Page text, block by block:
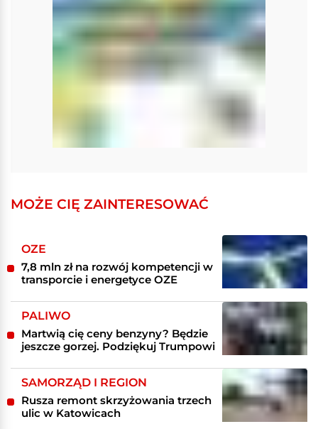
MOŻE CIĘ ZAINTERESOWAĆ
OZE
7,8 mln zł na rozwój kompetencji w
transporcie i energetyce OZE
PALIWO
Martwią cię ceny benzyny? Będzie
jeszcze gorzej. Podziękuj Trumpowi
SAMORZĄD I REGION
Rusza remont skrzyżowania trzech
ulic w Katowicach